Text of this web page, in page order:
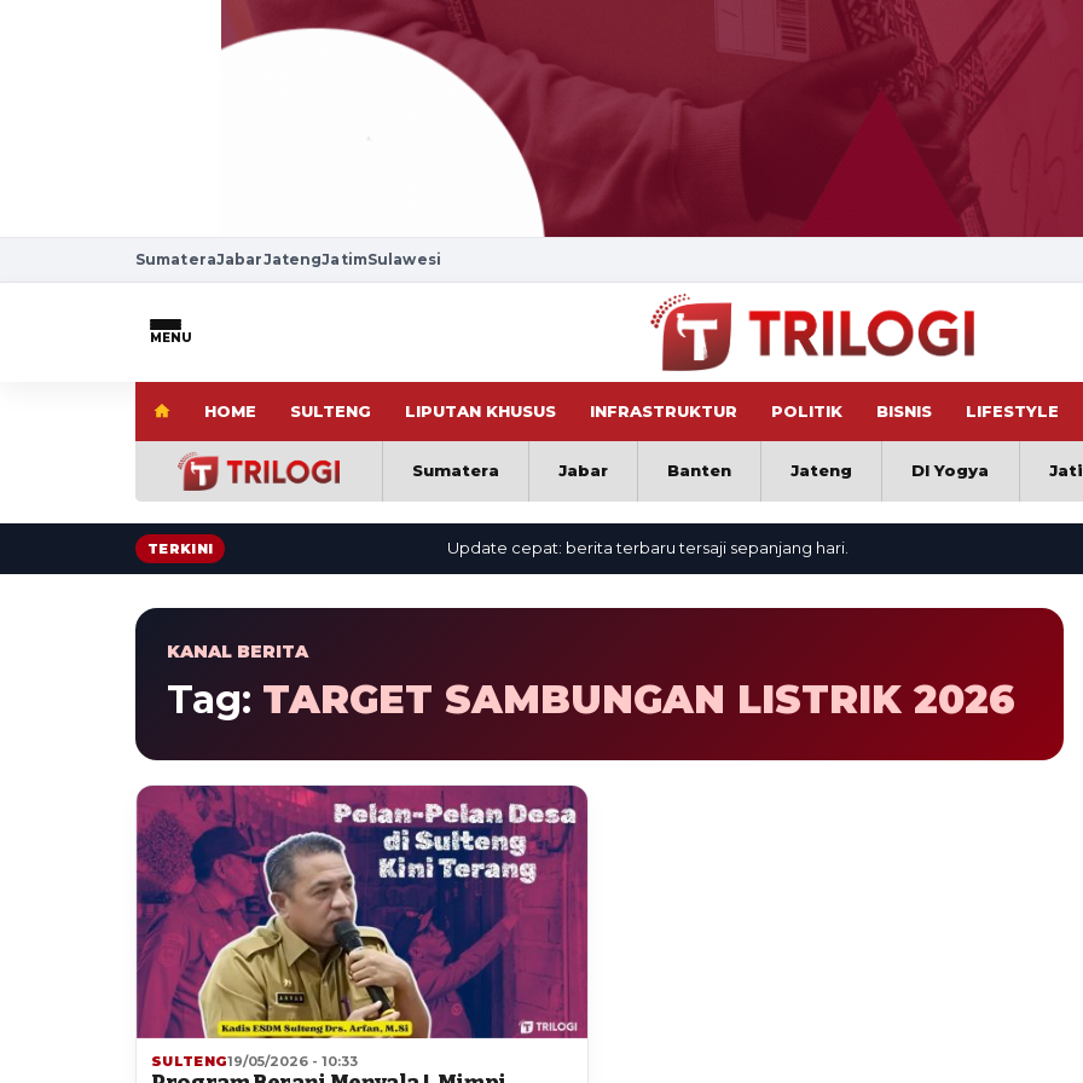
SumateraJabarJatengJatimSulawesi
MENU
HOME SULTENG LIPUTAN KHUSUS INFRASTRUKTUR POLITIK BISNIS LIFESTYLE
Sumatera Jabar Banten Jateng DI Yogya
TERKINI Update cepat: berita terbaru tersaji sepanjang hari.
KANAL BERITA
Tag: TARGET SAMBUNGAN LISTRIK 2026
SULTENG19/05/2026 - 10:33